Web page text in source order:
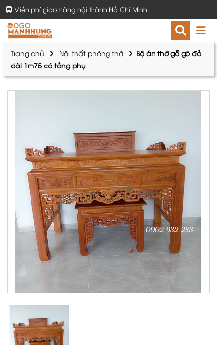
Miễn phí giao hàng nội thành Hồ Chí Minh
Trang chủ Nội thất phòng thờ
Bộ án thờ gỗ gõ đỏ
dài 1m75 có tầng phụ